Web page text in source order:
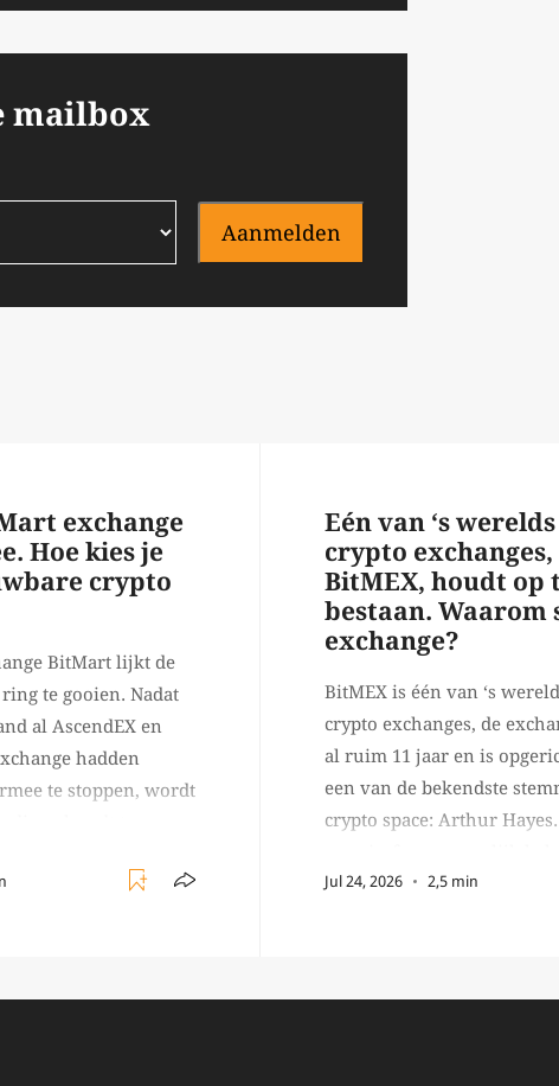
mailbox
Aanmelden
exchange
Hoe kies je
crypto
BitMart lijkt de
te gooien. Nadat
al AscendEX en
hadden
te stoppen, wordt
platform
Eén van ‘s
crypto exchanges,
BitMEX, houdt op
bestaan. Waarom
exchange?
BitMEX is één van ‘s
crypto exchanges, de
al ruim 11 jaar en is
een van de bekendste
crypto space: Arthur
met producten zoals de
Jul 24, 2026 2,5 min